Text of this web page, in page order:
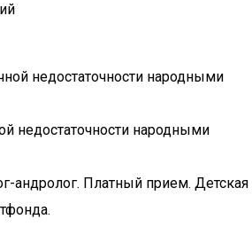
недостаточности народными